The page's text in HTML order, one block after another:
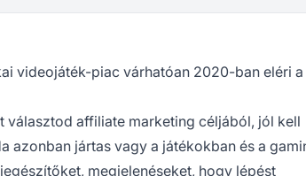
videojáték-piac várhatóan 2020-ban eléri a
választod affiliate marketing céljából, jól kell
azonban jártas vagy a játékokban és a
megjelenéseket, hogy lépést